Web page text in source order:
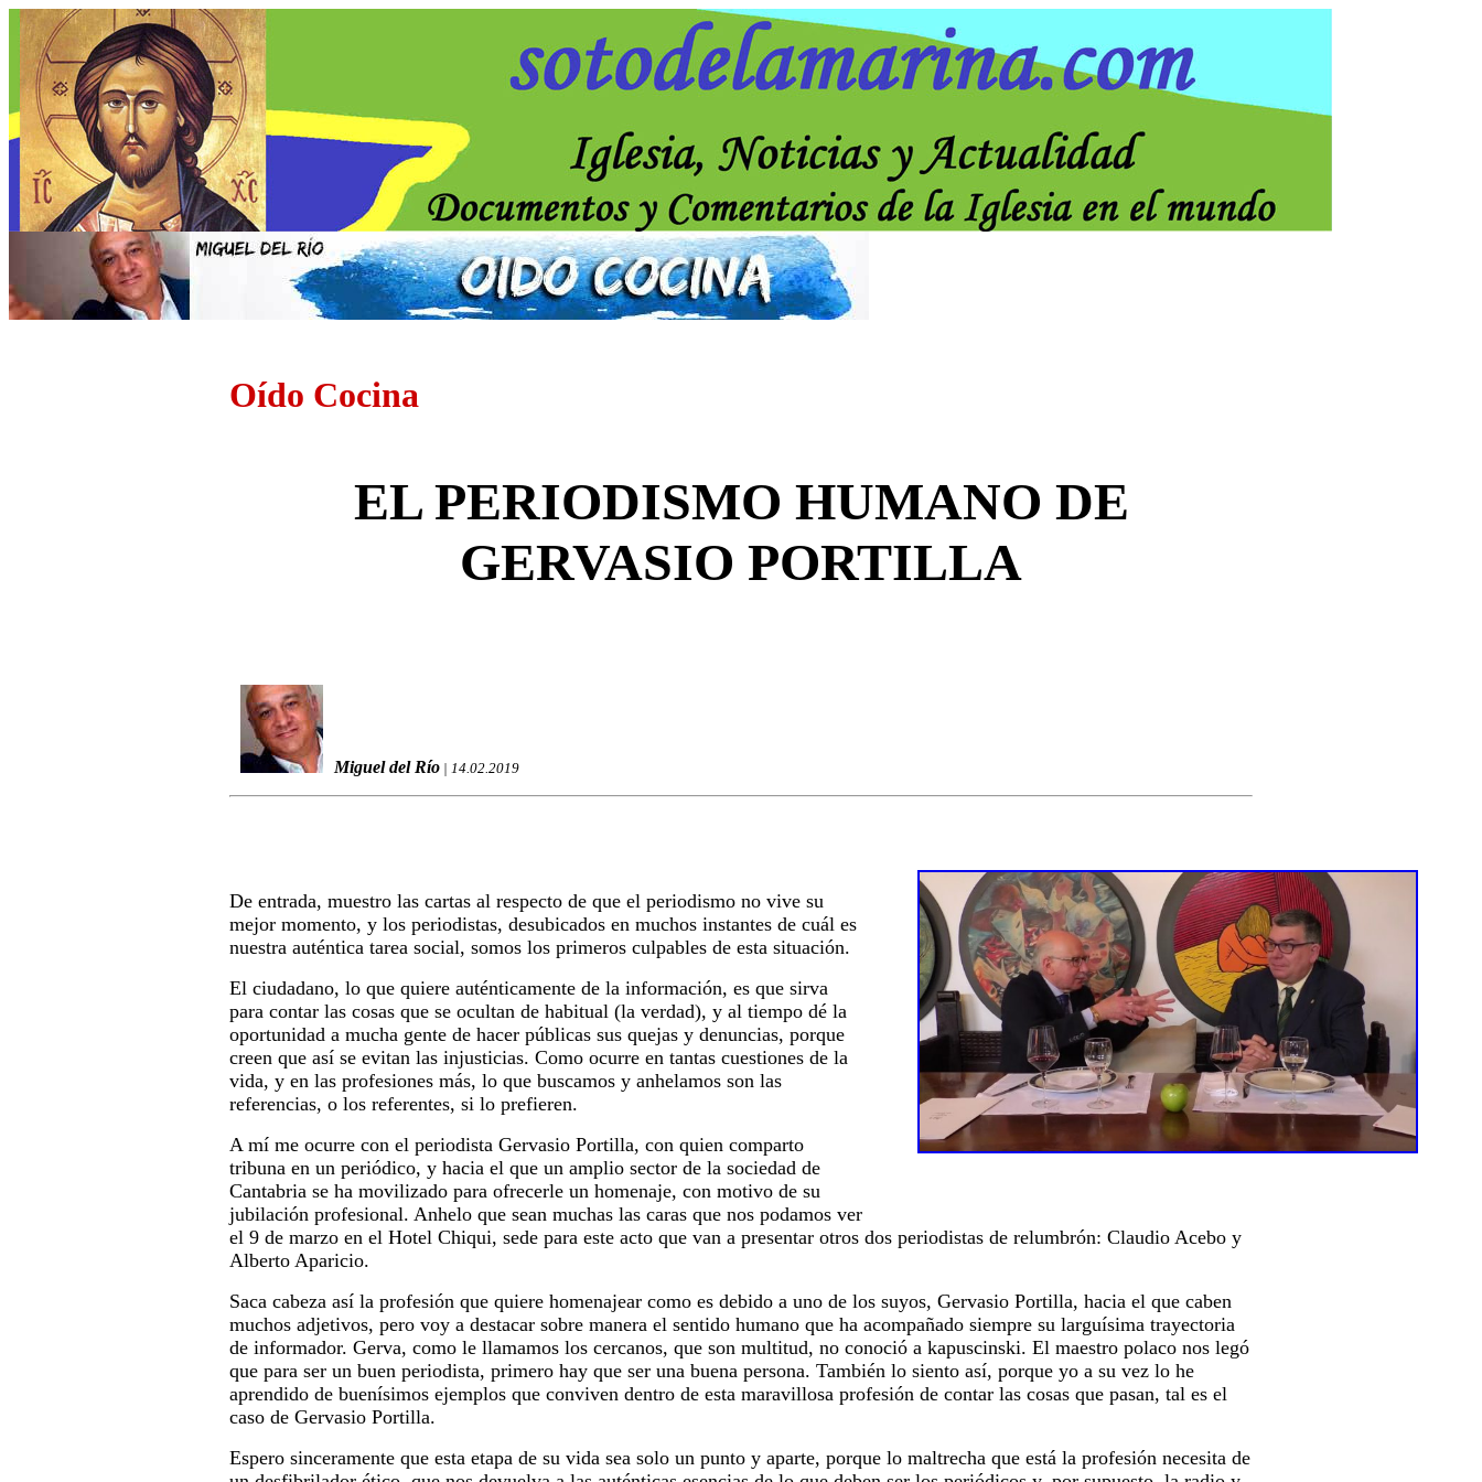
Oído Cocina
EL PERIODISMO HUMANO DE
GERVASIO PORTILLA
Miguel del Río | 14.02.2019
De entrada, muestro las cartas al respecto de que el periodismo no vive su
mejor momento, y los periodistas, desubicados en muchos instantes de cuál es
nuestra auténtica tarea social, somos los primeros culpables de esta situación.
El ciudadano, lo que quiere auténticamente de la información, es que sirva
para contar las cosas que se ocultan de habitual (la verdad), y al tiempo dé la
oportunidad a mucha gente de hacer públicas sus quejas y denuncias, porque
creen que así se evitan las injusticias. Como ocurre en tantas cuestiones de la
vida, y en las profesiones más, lo que buscamos y anhelamos son las
referencias, o los referentes, si lo prefieren.
A mí me ocurre con el periodista Gervasio Portilla, con quien comparto
tribuna en un periódico, y hacia el que un amplio sector de la sociedad de
Cantabria se ha movilizado para ofrecerle un homenaje, con motivo de su
jubilación profesional. Anhelo que sean muchas las caras que nos podamos ver
el 9 de marzo en el Hotel Chiqui, sede para este acto que van a presentar otros dos periodistas de relumbrón: Claudio Acebo y
Alberto Aparicio.
Saca cabeza así la profesión que quiere homenajear como es debido a uno de los suyos, Gervasio Portilla, hacia el que caben
muchos adjetivos, pero voy a destacar sobre manera el sentido humano que ha acompañado siempre su larguísima trayectoria
de informador. Gerva, como le llamamos los cercanos, que son multitud, no conoció a kapuscinski. El maestro polaco nos legó
que para ser un buen periodista, primero hay que ser una buena persona. También lo siento así, porque yo a su vez lo he
aprendido de buenísimos ejemplos que conviven dentro de esta maravillosa profesión de contar las cosas que pasan, tal es el
caso de Gervasio Portilla.
Espero sinceramente que esta etapa de su vida sea solo un punto y aparte, porque lo maltrecha que está la profesión necesita de